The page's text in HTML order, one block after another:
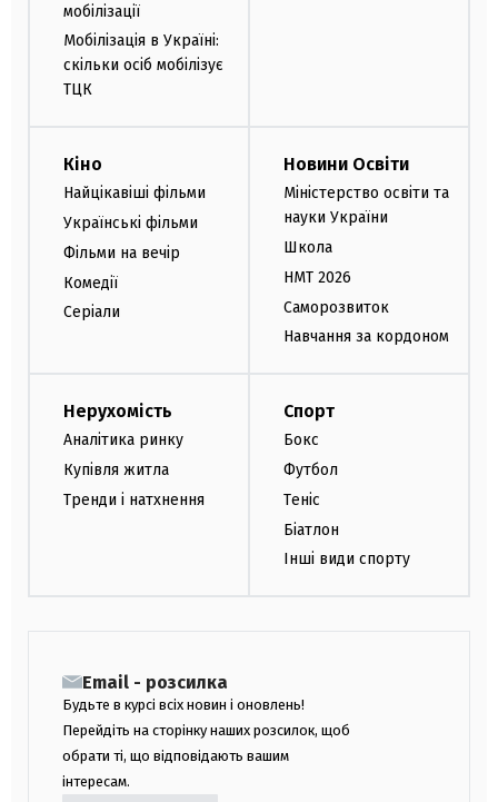
мобілізації
Мобілізація в Україні:
скільки осіб мобілізує
ТЦК
Кіно
Найцікавіші фільми
Українські фільми
Фільми на вечір
Комедії
Серіали
Новини Освіти
Міністерство освіти та
науки України
Школа
НМТ 2026
Саморозвиток
Навчання за кордоном
Нерухомість
Аналітика ринку
Купівля житла
Тренди і натхнення
Спорт
Бокс
Футбол
Теніс
Біатлон
Інші види спорту
Email - розсилка
Будьте в курсі всіх новин і оновлень!
Перейдіть на сторінку наших розсилок, щоб
обрати ті, що відповідають вашим
інтересам.